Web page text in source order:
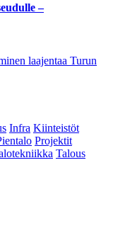
–
laajentaa Turun
Infra Kiinteistöt
Projektit
Talous